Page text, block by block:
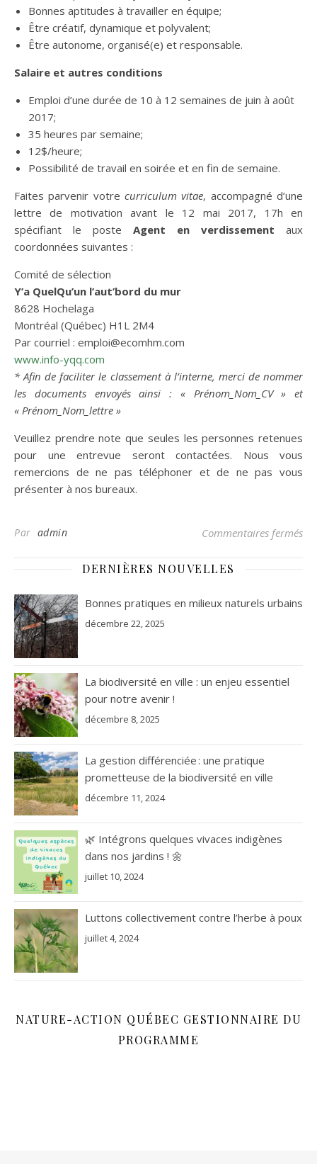
Bonnes aptitudes à travailler en équipe;
Être créatif, dynamique et polyvalent;
Être autonome, organisé(e) et responsable.
Salaire et autres conditions
Emploi d’une durée de 10 à 12 semaines de juin à août
2017;
35 heures par semaine;
12$/heure;
Possibilité de travail en soirée et en fin de semaine.
Faites parvenir votre curriculum vitae, accompagné d’une
lettre de motivation avant le 12 mai 2017, 17h en
spécifiant le poste Agent en verdissement aux
coordonnées suivantes :
Comité de sélection
Y’a QuelQu’un l’aut’bord du mur
8628 Hochelaga
Montréal (Québec) H1L 2M4
Par courriel : emploi@ecomhm.com
www.info-yqq.com
*Afin de faciliter le classement à l’interne, merci de nommer
les documents envoyés ainsi : « Prénom_Nom_CV » et
« Prénom_Nom_lettre »
Veuillez prendre note que seules les personnes retenues
pour une entrevue seront contactées. Nous vous
remercions de ne pas téléphoner et de ne pas vous
présenter à nos bureaux.
Par admin Commentaires fermés
DERNIÈRES NOUVELLES
Bonnes pratiques en milieux naturels urbains
décembre 22, 2025
La biodiversité en ville : un enjeu essentiel
pour notre avenir !
décembre 8, 2025
La gestion différenciée : une pratique
prometteuse de la biodiversité en ville
décembre 11, 2024
🌿 Intégrons quelques vivaces indigènes
dans nos jardins ! 🌼
juillet 10, 2024
Luttons collectivement contre l’herbe à poux
juillet 4, 2024
NATURE-ACTION QUÉBEC GESTIONNAIRE DU
PROGRAMME